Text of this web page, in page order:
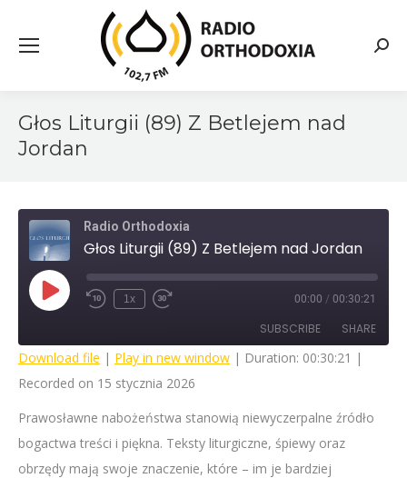
Głos Liturgii (89) Z Betlejem nad
Jordan
Radio Orthodoxia
Głos Liturgii (89) Z Betlejem nad Jordan
Play
EpisodeRewind
1x
Fast
seconds
00:00 / 00:30:21
SUBSCRIBE SHARE
SHARE
LINK
EMBED
Download file | Play in new window | Duration: 00:30:21 |
Recorded on 15 stycznia 2026
Prawosławne nabożeństwa stanowią niewyczerpalne źródło
bogactwa treści i piękna. Teksty liturgiczne, śpiewy oraz
obrzędy mają swoje znaczenie, które – im je bardziej